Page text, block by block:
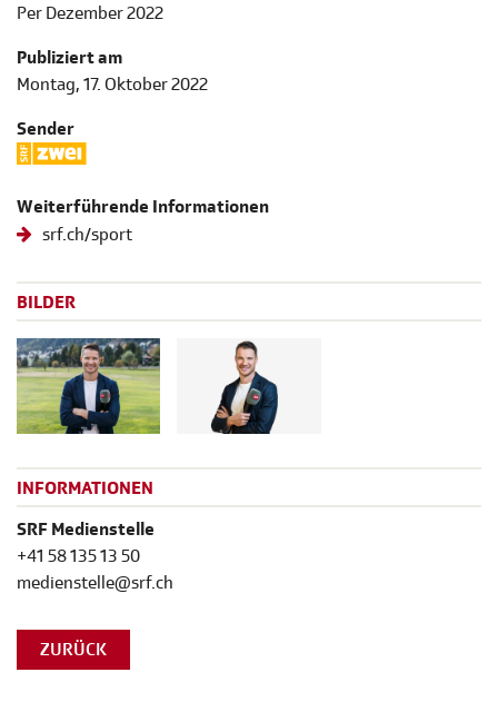
Per Dezember 2022
Publiziert am
Montag, 17. Oktober 2022
Sender
Weiterführende Informationen
srf.ch/sport
BILDER
INFORMATIONEN
SRF Medienstelle
+41 58 135 13 50
medienstelle@srf.ch
ZURÜCK